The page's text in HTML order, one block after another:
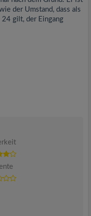
der Umstand, dass als
gilt, der Eingang